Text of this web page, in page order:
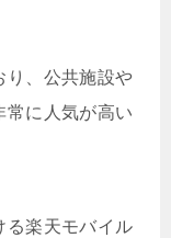
り、公共施設や
常に人気が高い
る楽天モバイル